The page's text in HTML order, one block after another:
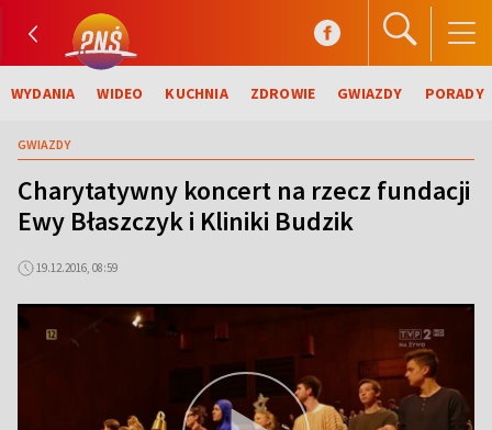
WYDANIA WIDEO KUCHNIA ZDROWIE GWIAZDY PORADY
GWIAZDY
Charytatywny koncert na rzecz fundacji
Ewy Błaszczyk i Kliniki Budzik
19.12.2016, 08:59